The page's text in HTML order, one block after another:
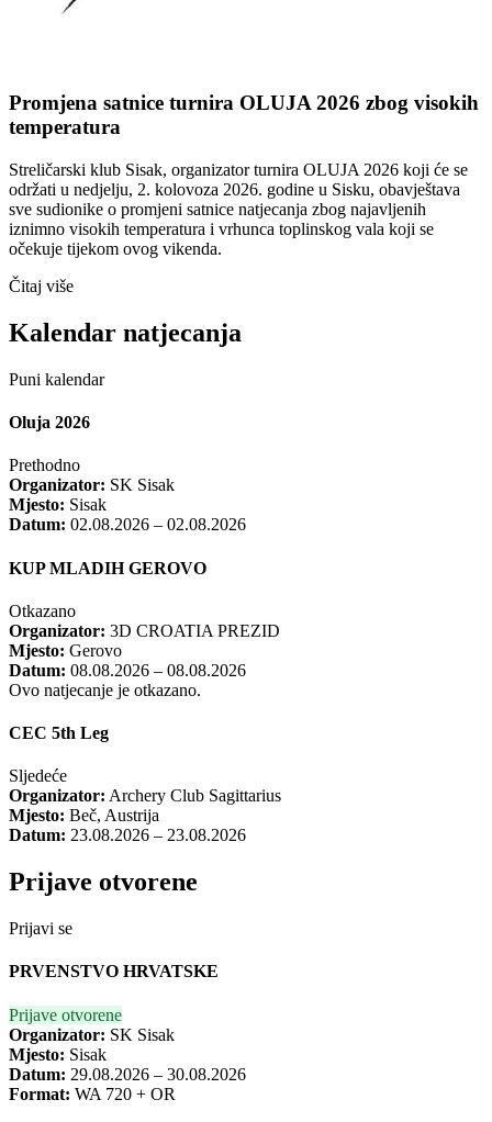
Promjena satnice turnira OLUJA 2026 zbog visokih
temperatura
Streličarski klub Sisak, organizator turnira OLUJA 2026 koji će se
održati u nedjelju, 2. kolovoza 2026. godine u Sisku, obavještava
sve sudionike o promjeni satnice natjecanja zbog najavljenih
iznimno visokih temperatura i vrhunca toplinskog vala koji se
očekuje tijekom ovog vikenda.
Čitaj više
Kalendar natjecanja
Puni kalendar
Oluja 2026
Prethodno
Organizator: SK Sisak
Mjesto: Sisak
Datum: 02.08.2026 – 02.08.2026
KUP MLADIH GEROVO
Otkazano
Organizator: 3D CROATIA PREZID
Mjesto: Gerovo
Datum: 08.08.2026 – 08.08.2026
Ovo natjecanje je otkazano.
CEC 5th Leg
Sljedeće
Organizator: Archery Club Sagittarius
Mjesto: Beč, Austrija
Datum: 23.08.2026 – 23.08.2026
Prijave otvorene
Prijavi se
PRVENSTVO HRVATSKE
Prijave otvorene
Organizator: SK Sisak
Mjesto: Sisak
Datum: 29.08.2026 – 30.08.2026
Format: WA 720 + OR